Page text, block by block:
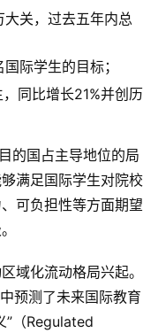
关，过去五年内总
际学生的目标；
同比增长21%并创历
的国占主导地位的局
满足国际学生对院校
可负担性等方面期望
域化流动格局兴起。
预测了未来国际教育
”（Regulated